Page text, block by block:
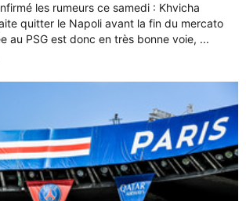
les rumeurs ce samedi : Khvicha
quitter le Napoli avant la fin du mercato
au PSG est donc en très bonne voie, ...